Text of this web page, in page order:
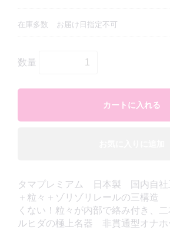
在庫多数 お届け日指定不可
数量
カートに入れる
タマプレミアム 日本製 国内自
＋粒々＋ゾリゾリレールの三構造
くない！粒々が内部で絡み付き、
ルヒダの極上名器 非貫通型オナ